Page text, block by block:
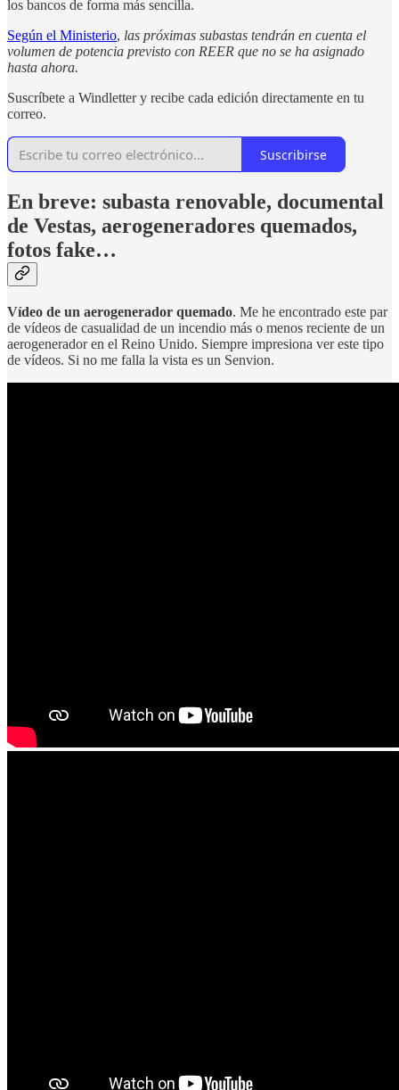
los bancos de forma más sencilla.
Según el Ministerio, las próximas subastas tendrán en cuenta el
volumen de potencia previsto con REER que no se ha asignado
hasta ahora.
Suscríbete a Windletter y recibe cada edición directamente en tu
correo.
Suscribirse
En breve: subasta renovable, documental
de Vestas, aerogeneradores quemados,
fotos fake…
Vídeo de un aerogenerador quemado. Me he encontrado este par
de vídeos de casualidad de un incendio más o menos reciente de un
aerogenerador en el Reino Unido. Siempre impresiona ver este tipo
de vídeos. Si no me falla la vista es un Senvion.